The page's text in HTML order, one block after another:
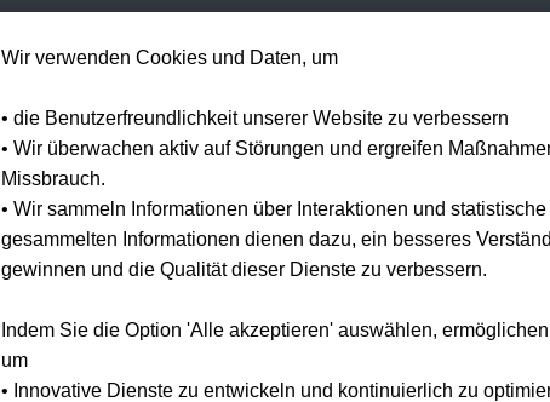
Wir verwenden Cookies und Daten, um
• die Benutzerfreundlichkeit unserer Website zu verbessern
• Wir überwachen aktiv auf Störungen und ergreifen
Missbrauch.
• Wir sammeln Informationen über Interaktionen und
gesammelten Informationen dienen dazu, ein besseres
gewinnen und die Qualität dieser Dienste zu verbessern.
Indem Sie die Option 'Alle akzeptieren' auswählen,
um
• Innovative Dienste zu entwickeln und kontinuierlich zu